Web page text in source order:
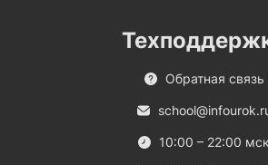
Обратная связь
10:00 – 22:00 мск